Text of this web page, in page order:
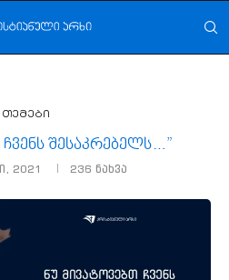
თემები
ჩვენს შესაკრებელს…”
2021 236 ნახვა